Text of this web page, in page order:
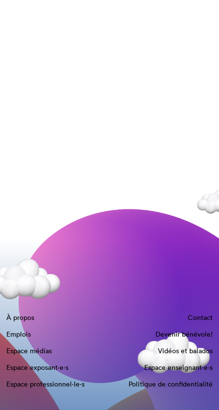
À propos
Contact
Emplois
Devenir bénévole!
Espace médias
Vidéos et balados
Espace exposant·e⋅s
Espace enseignant·e⋅s
Espace professionnel·le⋅s
Politique de confidentialité